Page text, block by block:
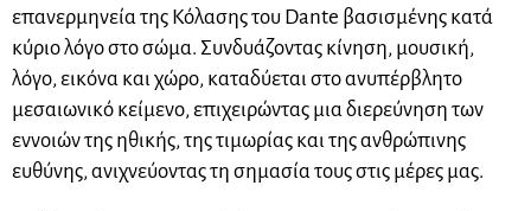
επανερμηνεία της Κόλασης του Dante βασισμένης κατά
κύριο λόγο στο σώμα. Συνδυάζοντας κίνηση, μουσική,
λόγο, εικόνα και χώρο, καταδύεται στο ανυπέρβλητο
μεσαιωνικό κείμενο, επιχειρώντας μια διερεύνηση των
εννοιών της ηθικής, της τιμωρίας και της ανθρώπινης
ευθύνης, ανιχνεύοντας τη σημασία τους στις μέρες μας.